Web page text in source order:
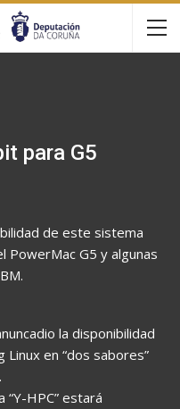
para G5
de este sistema
G5 y algunas
la disponibilidad
en “dos sabores”
HPC” estará